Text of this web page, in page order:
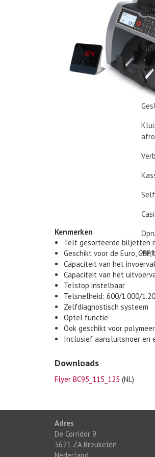
Kenmerken
Telt gesorteerde biljetten
Geschikt voor de Euro,
Capaciteit van het
Capaciteit van het
Telstop instelbaar
Telsnelheid: 600/1.000/
Zelfdiagnostisch systeem
Optel functie
Ook geschikt voor
Inclusief aansluitsnoer en
Downloads
Flyer BC95_115_125 (NL)
Adres
De Corridor 9
3621 ZA Breukelen